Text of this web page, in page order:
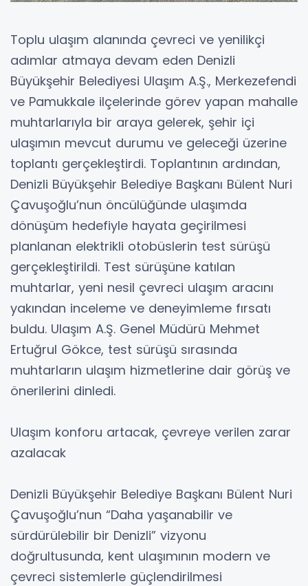
Toplu ulaşım alanında çevreci ve yenilikçi
adımlar atmaya devam eden Denizli
Büyükşehir Belediyesi Ulaşım A.Ş., Merkezefendi
ve Pamukkale ilçelerinde görev yapan mahalle
muhtarlarıyla bir araya gelerek, şehir içi
ulaşımın mevcut durumu ve geleceği üzerine
toplantı gerçekleştirdi. Toplantının ardından,
Denizli Büyükşehir Belediye Başkanı Bülent Nuri
Çavuşoğlu’nun öncülüğünde ulaşımda
dönüşüm hedefiyle hayata geçirilmesi
planlanan elektrikli otobüslerin test sürüşü
gerçekleştirildi. Test sürüşüne katılan
muhtarlar, yeni nesil çevreci ulaşım aracını
yakından inceleme ve deneyimleme fırsatı
buldu. Ulaşım A.Ş. Genel Müdürü Mehmet
Ertuğrul Gökce, test sürüşü sırasında
muhtarların ulaşım hizmetlerine dair görüş ve
önerilerini dinledi.
Ulaşım konforu artacak, çevreye verilen zarar
azalacak
Denizli Büyükşehir Belediye Başkanı Bülent Nuri
Çavuşoğlu’nun “Daha yaşanabilir ve
sürdürülebilir bir Denizli” vizyonu
doğrultusunda, kent ulaşımının modern ve
çevreci sistemlerle güçlendirilmesi